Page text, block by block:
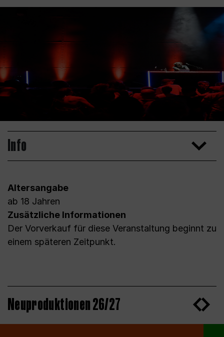
Info
Altersangabe
ab 18 Jahren
Zusätzliche Informationen
Der Vorverkauf für diese Veranstaltung beginnt zu
einem späteren Zeitpunkt.
Neuproduktionen 26/27